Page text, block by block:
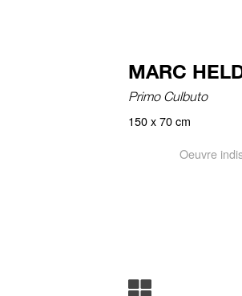
MARC
Primo Culbuto
150 x 70 cm
Oeuvre